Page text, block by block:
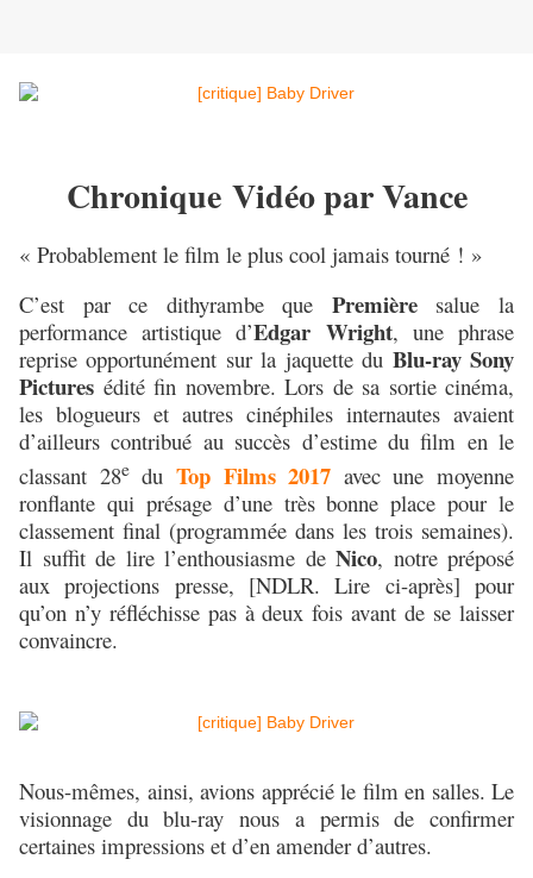
Chronique Vidéo par Vance
« Probablement le film le plus cool jamais tourné ! »
C’est par ce dithyrambe que Première salue la
performance artistique d’Edgar Wright, une phrase
reprise opportunément sur la jaquette du Blu-ray Sony
Pictures édité fin novembre. Lors de sa sortie cinéma,
les blogueurs et autres cinéphiles internautes avaient
d’ailleurs contribué au succès d’estime du film en le
classant 28edu Top Films 2017 avec une moyenne
ronflante qui présage d’une très bonne place pour le
classement final (programmée dans les trois semaines).
Il suffit de lire l’enthousiasme de Nico, notre préposé
aux projections presse, [NDLR. Lire ci-après] pour
qu’on n’y réfléchisse pas à deux fois avant de se laisser
convaincre.
Nous-mêmes, ainsi, avions apprécié le film en salles. Le
visionnage du blu-ray nous a permis de confirmer
certaines impressions et d’en amender d’autres.